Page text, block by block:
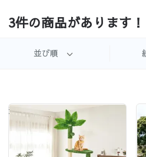
ュケース
3件の商品があります！
並び順
没有更多了